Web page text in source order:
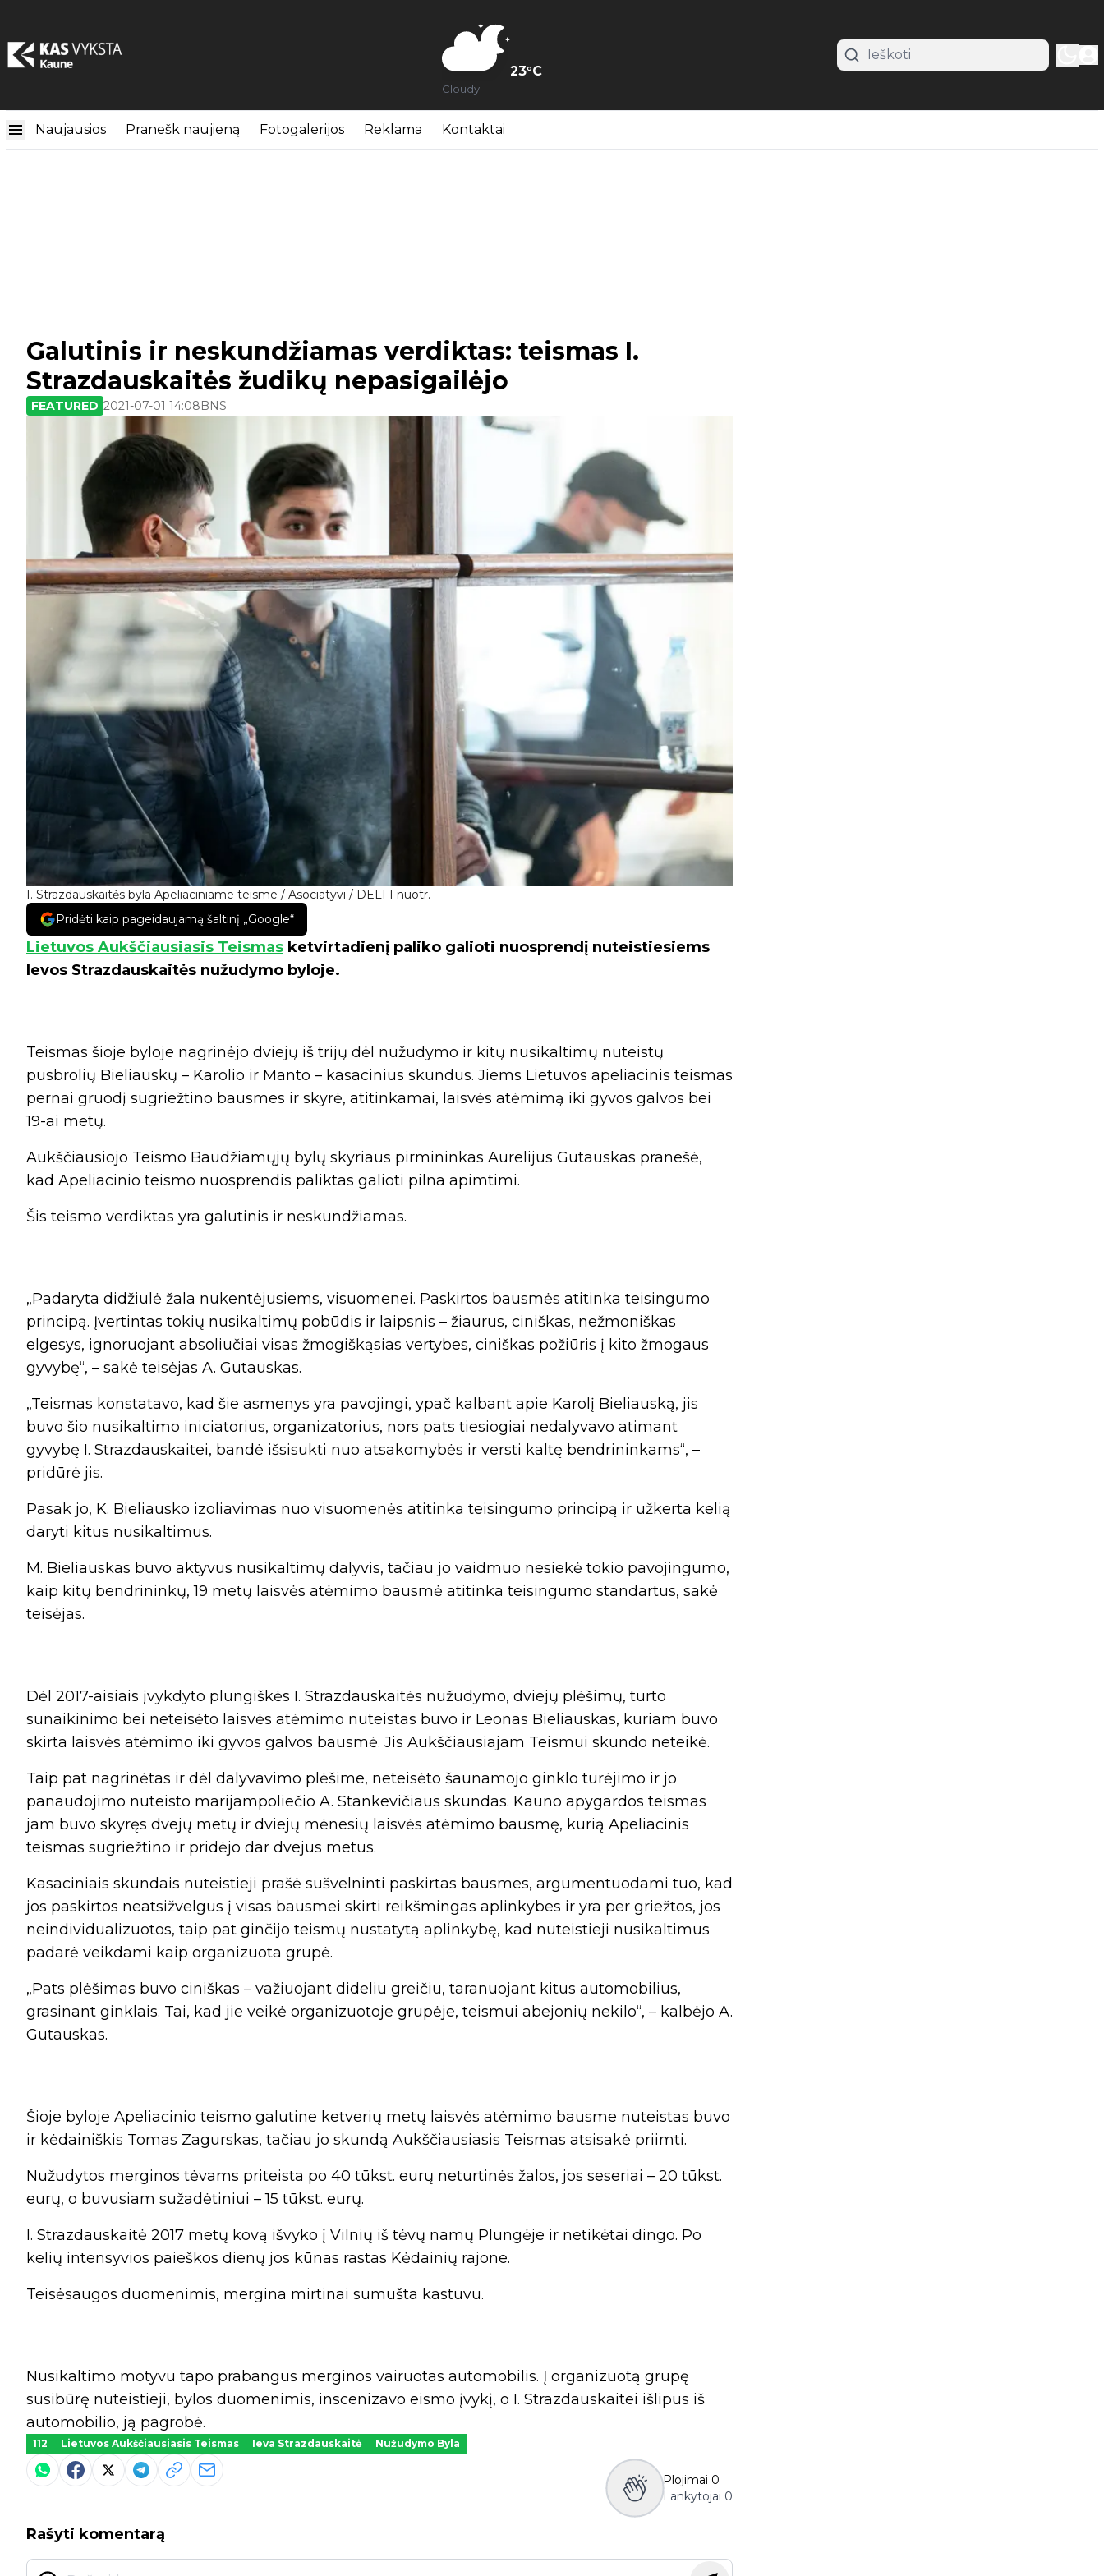
23°C
Cloudy
Naujausios Pranešk naujieną Fotogalerijos Reklama Kontaktai
I. Strazdauskaitės byla Apeliaciniame teisme / Asociatyvi / DELFI nuotr.
Galutinis ir neskundžiamas verdiktas: teismas I.
Strazdauskaitės žudikų nepasigailėjo
FEATURED 2021-07-01 14:08BNS
Pridėti kaip pageidaujamą šaltinį „Google“
Lietuvos Aukščiausiasis Teismas ketvirtadienį paliko galioti nuosprendį nuteistiesiems
Ievos Strazdauskaitės nužudymo byloje.
Teismas šioje byloje nagrinėjo dviejų iš trijų dėl nužudymo ir kitų nusikaltimų nuteistų
pusbrolių Bieliauskų – Karolio ir Manto – kasacinius skundus. Jiems Lietuvos apeliacinis teismas
pernai gruodį sugriežtino bausmes ir skyrė, atitinkamai, laisvės atėmimą iki gyvos galvos bei
19-ai metų.
Aukščiausiojo Teismo Baudžiamųjų bylų skyriaus pirmininkas Aurelijus Gutauskas pranešė,
kad Apeliacinio teismo nuosprendis paliktas galioti pilna apimtimi.
Šis teismo verdiktas yra galutinis ir neskundžiamas.
„Padaryta didžiulė žala nukentėjusiems, visuomenei. Paskirtos bausmės atitinka teisingumo
principą. Įvertintas tokių nusikaltimų pobūdis ir laipsnis – žiaurus, ciniškas, nežmoniškas
elgesys, ignoruojant absoliučiai visas žmogiškąsias vertybes, ciniškas požiūris į kito žmogaus
gyvybę“, – sakė teisėjas A. Gutauskas.
„Teismas konstatavo, kad šie asmenys yra pavojingi, ypač kalbant apie Karolį Bieliauską, jis
buvo šio nusikaltimo iniciatorius, organizatorius, nors pats tiesiogiai nedalyvavo atimant
gyvybę I. Strazdauskaitei, bandė išsisukti nuo atsakomybės ir versti kaltę bendrininkams“, –
pridūrė jis.
Pasak jo, K. Bieliausko izoliavimas nuo visuomenės atitinka teisingumo principą ir užkerta kelią
daryti kitus nusikaltimus.
M. Bieliauskas buvo aktyvus nusikaltimų dalyvis, tačiau jo vaidmuo nesiekė tokio pavojingumo,
kaip kitų bendrininkų, 19 metų laisvės atėmimo bausmė atitinka teisingumo standartus, sakė
teisėjas.
Dėl 2017-aisiais įvykdyto plungiškės I. Strazdauskaitės nužudymo, dviejų plėšimų, turto
sunaikinimo bei neteisėto laisvės atėmimo nuteistas buvo ir Leonas Bieliauskas, kuriam buvo
skirta laisvės atėmimo iki gyvos galvos bausmė. Jis Aukščiausiajam Teismui skundo neteikė.
Taip pat nagrinėtas ir dėl dalyvavimo plėšime, neteisėto šaunamojo ginklo turėjimo ir jo
panaudojimo nuteisto marijampoliečio A. Stankevičiaus skundas. Kauno apygardos teismas
jam buvo skyręs dvejų metų ir dviejų mėnesių laisvės atėmimo bausmę, kurią Apeliacinis
teismas sugriežtino ir pridėjo dar dvejus metus.
Kasaciniais skundais nuteistieji prašė sušvelninti paskirtas bausmes, argumentuodami tuo, kad
jos paskirtos neatsižvelgus į visas bausmei skirti reikšmingas aplinkybes ir yra per griežtos, jos
neindividualizuotos, taip pat ginčijo teismų nustatytą aplinkybę, kad nuteistieji nusikaltimus
padarė veikdami kaip organizuota grupė.
„Pats plėšimas buvo ciniškas – važiuojant dideliu greičiu, taranuojant kitus automobilius,
grasinant ginklais. Tai, kad jie veikė organizuotoje grupėje, teismui abejonių nekilo“, – kalbėjo A.
Gutauskas.
Šioje byloje Apeliacinio teismo galutine ketverių metų laisvės atėmimo bausme nuteistas buvo
ir kėdainiškis Tomas Zagurskas, tačiau jo skundą Aukščiausiasis Teismas atsisakė priimti.
Nužudytos merginos tėvams priteista po 40 tūkst. eurų neturtinės žalos, jos seseriai – 20 tūkst.
eurų, o buvusiam sužadėtiniui – 15 tūkst. eurų.
I. Strazdauskaitė 2017 metų kovą išvyko į Vilnių iš tėvų namų Plungėje ir netikėtai dingo. Po
kelių intensyvios paieškos dienų jos kūnas rastas Kėdainių rajone.
Teisėsaugos duomenimis, mergina mirtinai sumušta kastuvu.
Nusikaltimo motyvu tapo prabangus merginos vairuotas automobilis. Į organizuotą grupę
susibūrę nuteistieji, bylos duomenimis, inscenizavo eismo įvykį, o I. Strazdauskaitei išlipus iš
automobilio, ją pagrobė.
112 Lietuvos Aukščiausiasis Teismas Ieva Strazdauskaitė Nužudymo Byla
Plojimai 0
Lankytojai 0
Rašyti komentarą